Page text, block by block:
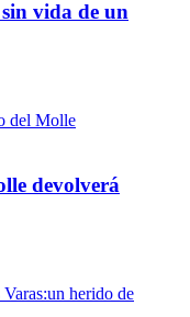
vida de un
devolverá